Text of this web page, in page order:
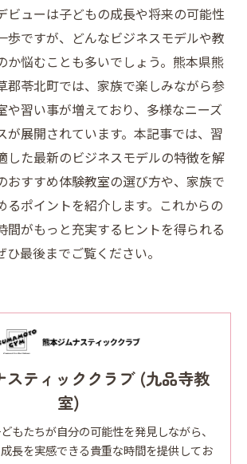
ビューは子どもの成長や将来の可能性
歩ですが、どんなビジネスモデルや教
か悩むことも多いでしょう。熊本県熊
郡苓北町では、家族で楽しみながら参
や習い事が増えており、多様なニーズ
が展開されています。本記事では、習
した最新のビジネスモデルの特徴を解
おすすめ体験教室の選び方や、家族で
るポイントを紹介します。これからの
間がもっと充実するヒントを得られる
最後までご覧ください。
スティッククラブ (九品寺教
室)
もたちが自分の可能性を発見しながら、
長を実感できる貴重な時間を提供してお